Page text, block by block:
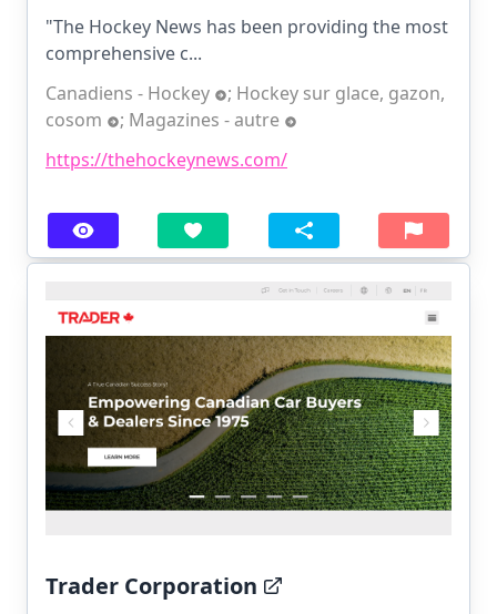
"The Hockey News has been providing the most
comprehensive c...
Canadiens - Hockey
; Hockey sur glace, gazon,
cosom
; Magazines - autre
https://thehockeynews.com/
Trader Corporation